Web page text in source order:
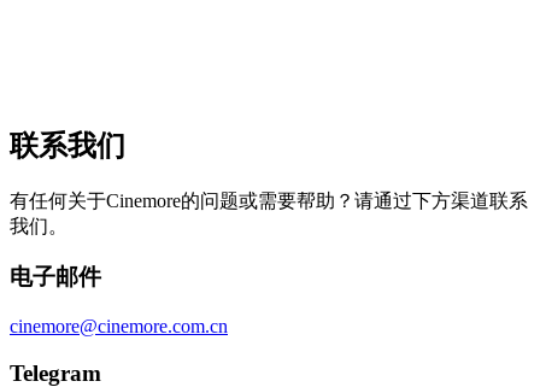
联系我们
有任何关于Cinemore的问题或需要帮助？请通过下方渠道联系
我们。
电子邮件
cinemore@cinemore.com.cn
Telegram